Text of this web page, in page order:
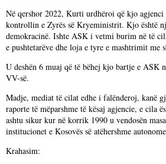
Në qershor 2022, Kurti urdhëroi që kjo agjenci
kontrollin e Zyrës së Kryeministrit. Kjo është
demokracinë. Ishte ASK i vetmi burim në të
e pushtetarëve dhe loja e tyre e mashtrimit me
U deshën 6 muaj që të bëhej kjo bartje e ASK
VV-së.
Madje, mediat të cilat edhe i falënderoj, kanë
raporte të mëparshme të kësaj agjencie, e cila
ashtu sikur kur në korrik 1990 u vendosën
institucionet e Kosovës së atëhershme
Krahasim: